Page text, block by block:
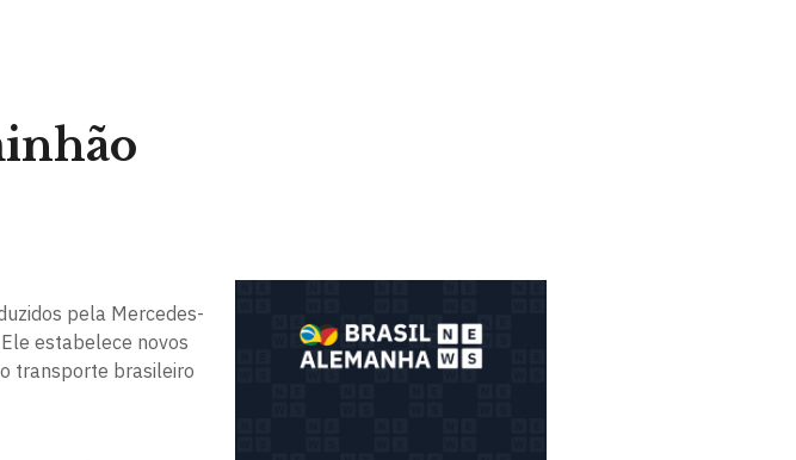
pela Mercedes-
estabelece novos
transporte brasileiro